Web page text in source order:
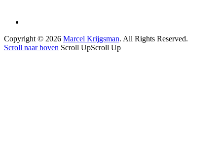
Copyright © 2026 Marcel Krijgsman. All Rights Reserved.
Scroll naar boven Scroll UpScroll Up